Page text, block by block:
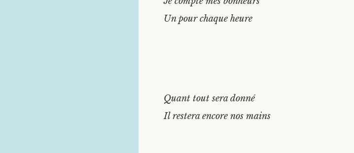
Un pour chaque heure
Quant tout sera donné
Il restera encore nos mains